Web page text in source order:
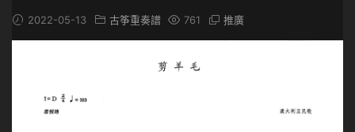
2022-05-13 古筝重奏譜 761 推廣